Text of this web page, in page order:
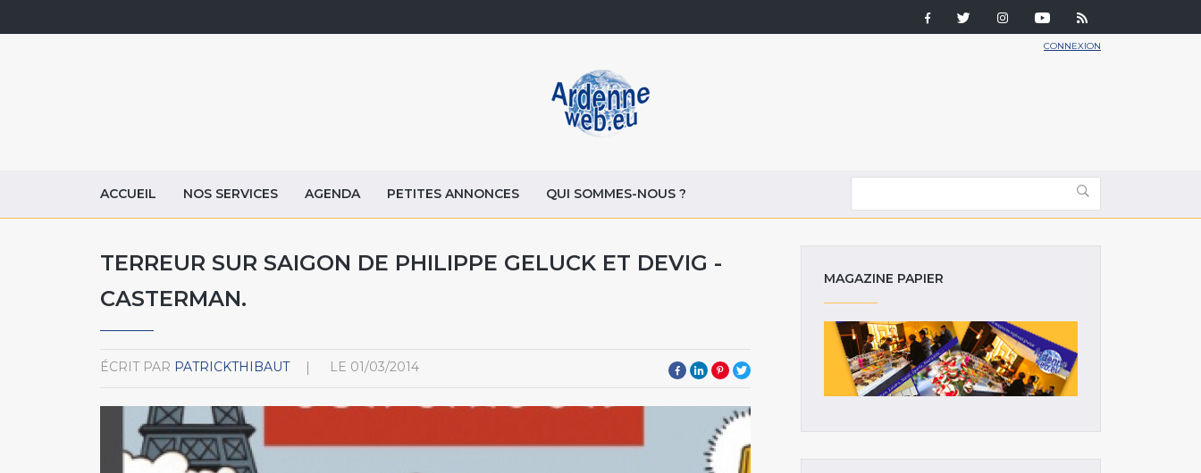
CONNEXION
ACCUEIL NOS SERVICES AGENDA PETITES ANNONCES QUI SOMMES-NOUS ?
TERREUR SUR SAIGON DE PHILIPPE GELUCK ET DEVIG -
CASTERMAN.
ÉCRIT PAR PATRICKTHIBAUT LE 01/03/2014
MAGAZINE PAPIER